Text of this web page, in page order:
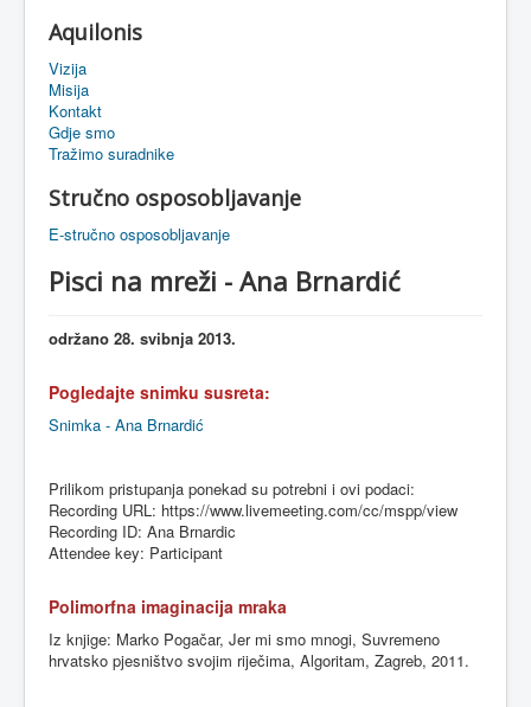
Aquilonis
Vizija
Misija
Kontakt
Gdje smo
Tražimo suradnike
Stručno osposobljavanje
E-stručno osposobljavanje
Pisci na mreži - Ana Brnardić
održano 28. svibnja 2013.
Pogledajte snimku susreta:
Snimka - Ana Brnardić
Prilikom pristupanja ponekad su potrebni i ovi podaci:
Recording URL: https://www.livemeeting.com/cc/mspp/view
Recording ID: Ana Brnardic
Attendee key: Participant
Polimorfna imaginacija mraka
Iz knjige: Marko Pogačar, Jer mi smo mnogi, Suvremeno
hrvatsko pjesništvo svojim riječima, Algoritam, Zagreb, 2011.